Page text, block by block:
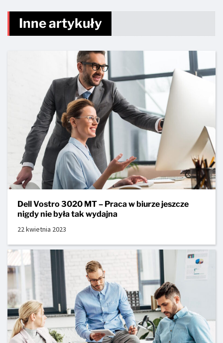
Inne artykuły
Dell Vostro 3020 MT – Praca w biurze jeszcze
nigdy nie była tak wydajna
22 kwietnia 2023